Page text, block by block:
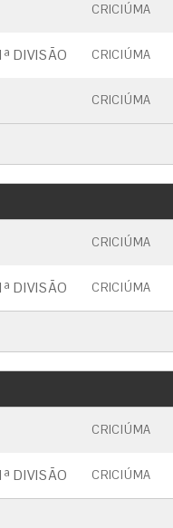
CRICIÚMA
DIVISÃO CRICIÚMA
CRICIÚMA
CRICIÚMA
DIVISÃO CRICIÚMA
CRICIÚMA
DIVISÃO CRICIÚMA